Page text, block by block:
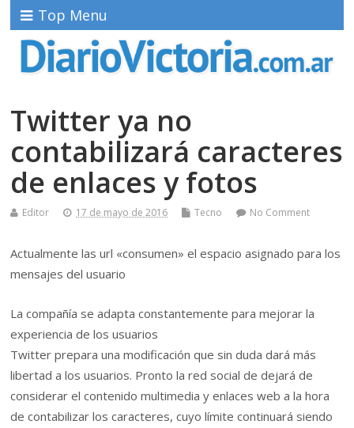
Top Menu
Twitter ya no
contabilizará caracteres
de enlaces y fotos
Editor 17 de mayo de 2016 Tecno No Comment
Actualmente las url «consumen» el espacio asignado para los
mensajes del usuario
La compañía se adapta constantemente para mejorar la
experiencia de los usuarios
Twitter prepara una modificación que sin duda dará más
libertad a los usuarios. Pronto la red social de dejará de
considerar el contenido multimedia y enlaces web a la hora
de contabilizar los caracteres, cuyo límite continuará siendo